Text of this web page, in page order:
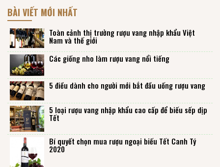
BÀI VIẾT MỚI NHẤT
Toàn cảnh thị trường rượu vang nhập khẩu Việt
Nam và thế giới
Các giống nho làm rượu vang nổi tiếng
5 điều dành cho người mới bắt đầu uống rượu vang
5 loại rượu vang nhập khẩu cao cấp để biếu sếp dịp
Tết
Bí quyết chọn mua rượu ngoại biếu Tết Canh Tý
2020